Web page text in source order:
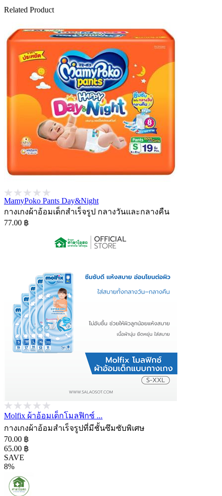
Related Product
MamyPoko Pants Day&Night
กางเกงผ้าอ้อมเด็กสำเร็จรูป กลางวันและกลางคืน
77.00 ฿
Molfix ผ้าอ้อมเด็กโมลฟิกซ์ ...
กางเกงผ้าอ้อมสำเร็จรูปที่มีชั้นซึมซับพิเศษ
70.00 ฿
65.00 ฿
SAVE
8%